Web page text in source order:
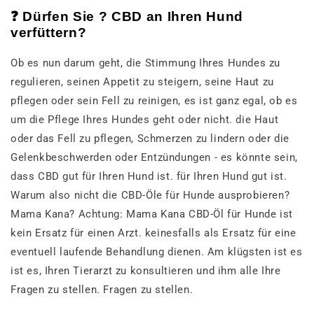
❓ Dürfen Sie ? CBD an Ihren Hund
verfüttern?
Ob es nun darum geht, die Stimmung Ihres Hundes zu
regulieren, seinen Appetit zu steigern, seine Haut zu
pflegen oder sein Fell zu reinigen, es ist ganz egal, ob es
um die Pflege Ihres Hundes geht oder nicht. die Haut
oder das Fell zu pflegen, Schmerzen zu lindern oder die
Gelenkbeschwerden oder Entzündungen - es könnte sein,
dass CBD gut für Ihren Hund ist. für Ihren Hund gut ist.
Warum also nicht die CBD-Öle für Hunde ausprobieren?
Mama Kana? Achtung: Mama Kana CBD-Öl für Hunde ist
kein Ersatz für einen Arzt. keinesfalls als Ersatz für eine
eventuell laufende Behandlung dienen. Am klügsten ist es
ist es, Ihren Tierarzt zu konsultieren und ihm alle Ihre
Fragen zu stellen. Fragen zu stellen.